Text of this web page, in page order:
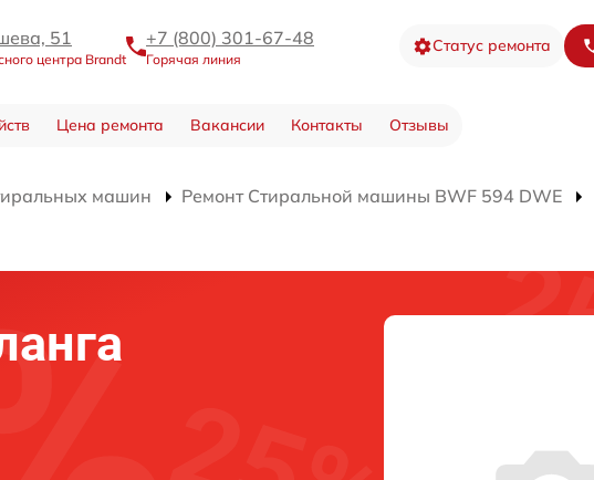
51
центра Brandt
+7 (800) 301-67-48
Горячая линия
Статус ремонта
Цена ремонта Вакансии Контакты Отзывы
машин
Ремонт Стиральной машины BWF 594 DWE